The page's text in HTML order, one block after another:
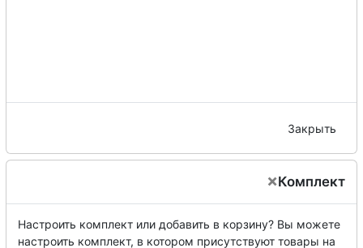
Закрыть
×Комплект
Настроить комплект или добавить в корзину? Вы можете
настроить комплект, в котором присутствуют товары на